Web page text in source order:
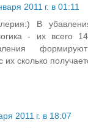
2011 г. в 01:11
В
- их всего
их сколько
2011 г. в 18:07